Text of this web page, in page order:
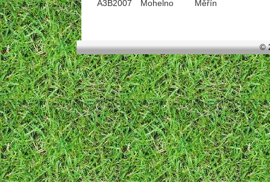
A3B2007 Mohelno Měřín
©